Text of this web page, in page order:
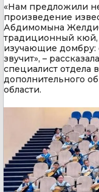
«Нам предложили
произведение
Абдимомына
традиционный кюй,
изучающие домбру:
звучит», –
специалист отдела
дополнительного
области.